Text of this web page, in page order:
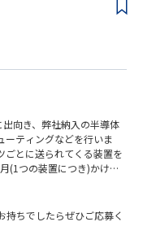
チング装置において世界N
世界トップクラスの企業
チしたソリューションを
レスに連携するチームワ
った社員がお互いのアイデ
目指す事で、数々の最先
日本の半導体メーカーの
でなく、アメリカ本社や
日本のエンジニアが他の
。
び海外とコミュニケーシ
500点以上）
の受け入れなどの業務経
向き、弊社納入の半導体
ーティングなどを行いま
ごとに送られてくる装置を
(1つの装置につき)かけて
実施し、本稼働までフォ
ンスサポートや装置のト
る角度から問題点を検証
持ちでしたらぜひご応募く